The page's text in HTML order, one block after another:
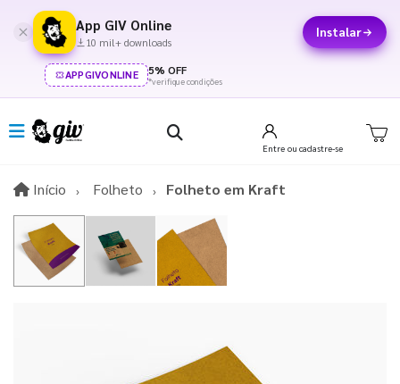
App GIV Online
10 mil+ downloads
Instalar
APPGIVONLINE 5% OFF
*verifique condições
Entre ou cadastre-se
Início InícioFolheto Folheto em Kraft